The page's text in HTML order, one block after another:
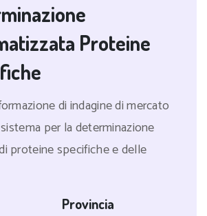
Proteine
di indagine di mercato
per la determinazione
proteine specifiche e delle
Provincia